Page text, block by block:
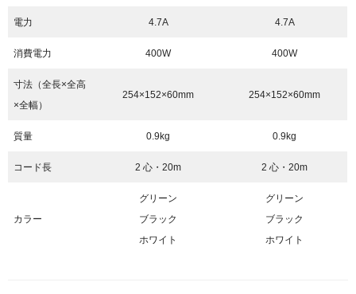
電力 4.7A 4.7A
消費電力 400W 400W
寸法（全長×全高
×全幅）
254×152×60mm 254×152×60mm
質量 0.9kg 0.9kg
コード長 2 心・20m 2 心・20m
カラー
グリーン
ブラック
ホワイト
グリーン
ブラック
ホワイト